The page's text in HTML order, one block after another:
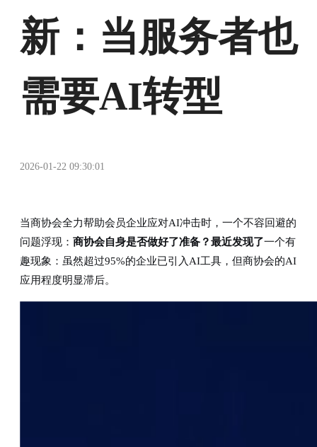
新：当服务者也
需要AI转型
2026-01-22 09:30:01
当商协会全力帮助会员企业应对AI冲击时，一个不容回避的
问题浮现： 商协会自身是否做好了准备？最近发现了一个有
趣现象：虽然超过95%的企业已引入AI工具，但商协会的AI
应用程度明显滞后。